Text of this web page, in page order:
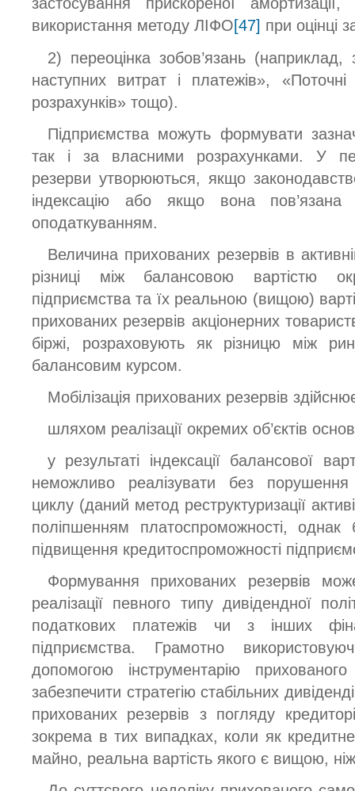
застосування прискореної амортизації,
використання методу ЛІФО[47] при оцінці
2) переоцінка зобов’язань
наступних витрат і платежів», «Поточні
розрахунків» тощо).
Підприємства можуть формувати
так і за власними розрахунками. У
резерви утворюються, якщо
індексацію або якщо вона
оподаткуванням.
Величина прихованих резервів в
різниці між балансовою вартістю
підприємства та їх реальною (вищою)
прихованих резервів акціонерних
біржі, розраховують як різницю між
балансовим курсом.
Мобілізація прихованих резервів
шляхом реалізації окремих об’єктів
у результаті індексації балансової
неможливо реалізувати без порушення
циклу (даний метод реструктуризації
поліпшенням платоспроможності,
підвищення кредитоспроможності
Формування прихованих резервів
реалізації певного типу дивідендної
податкових платежів чи з інших
підприємства. Грамотно
допомогою інструментарію
забезпечити стратегію стабільних
прихованих резервів з погляду
зокрема в тих випадках, коли як
майно, реальна вартість якого є вищою,